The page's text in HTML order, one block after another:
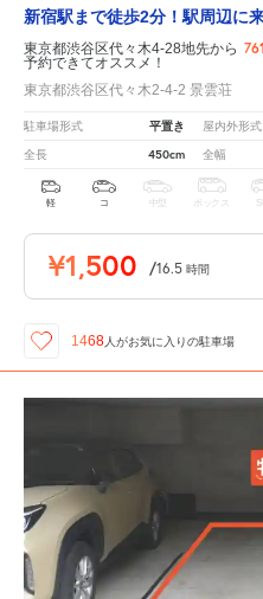
新宿駅まで徒歩2分！駅周辺に
東京都渋谷区代々木4-28地先から
予約できてオススメ！
東京都渋谷区代々木2-4-2 景雲荘
駐車場形式 平置き 屋内外形式
全長 450cm 全幅
軽 コ 中型 ボックス
¥1,500 /16.5 時間
1468 人がお気に入りの駐車場